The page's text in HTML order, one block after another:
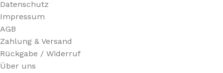
Datenschutz
Impressum
AGB
Zahlung & Versand
Rückgabe / Widerruf
Über uns